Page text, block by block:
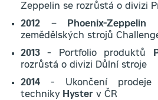
Zeppelin se rozrůstá o divizi
2012 – Phoenix-Zeppelin
zemědělských strojů
2013 - Portfolio produktů
rozrůstá o divizi Důlní stroje
2014 - Ukončení prodeje
techniky Hyster v ČR